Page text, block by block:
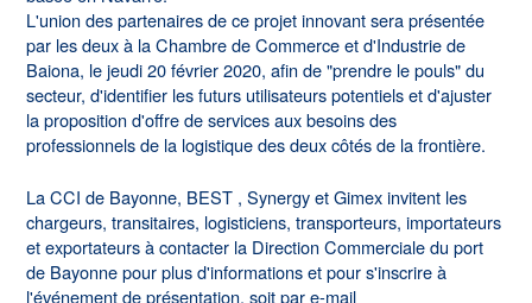
L'union des partenaires de ce projet innovant sera présentée
par les deux à la Chambre de Commerce et d'Industrie de
Baiona, le jeudi 20 février 2020, afin de "prendre le pouls" du
secteur, d'identifier les futurs utilisateurs potentiels et d'ajuster
la proposition d'offre de services aux besoins des
professionnels de la logistique des deux côtés de la frontière.
La CCI de Bayonne, BEST , Synergy et Gimex invitent les
chargeurs, transitaires, logisticiens, transporteurs, importateurs
et exportateurs à contacter la Direction Commerciale du port
de Bayonne pour plus d'informations et pour s'inscrire à
l'événement de présentation, soit par e-mail